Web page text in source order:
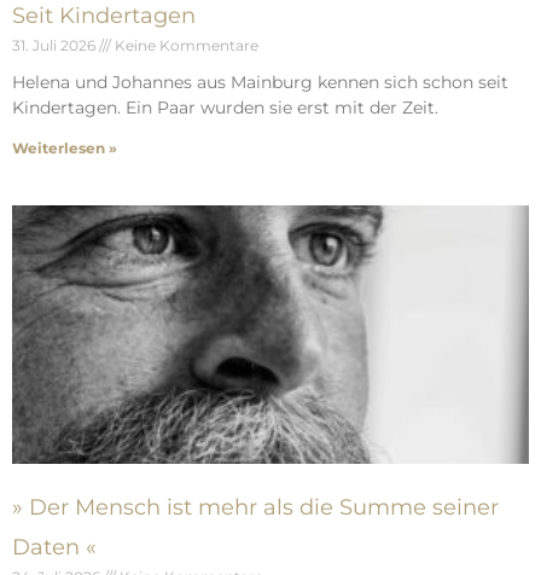
Seit Kindertagen
31. Juli 2026 Keine Kommentare
Helena und Johannes aus Mainburg kennen sich schon seit
Kindertagen. Ein Paar wurden sie erst mit der Zeit.
Weiterlesen »
» Der Mensch ist mehr als die Summe seiner
Daten «